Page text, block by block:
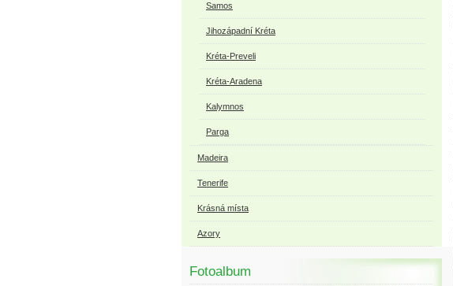
Samos
Jihozápadní Kréta
Kréta-Preveli
Kréta-Aradena
Kalymnos
Parga
Madeira
Tenerife
Krásná místa
Azory
Fotoalbum